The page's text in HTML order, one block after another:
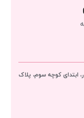
ابتدای کوچه سوم، پلاک